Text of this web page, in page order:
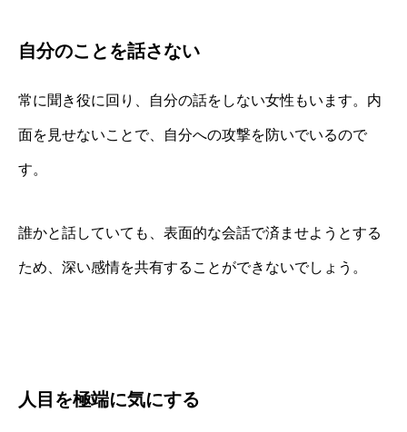
自分のことを話さない
常に聞き役に回り、自分の話をしない女性もいます。内
面を見せないことで、自分への攻撃を防いでいるので
す。
誰かと話していても、表面的な会話で済ませようとする
ため、深い感情を共有することができないでしょう。
人目を極端に気にする